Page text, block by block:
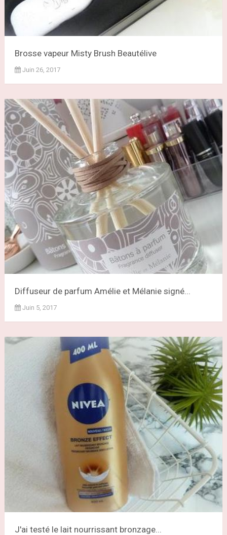
Brosse vapeur Misty Brush Beautélive
Juin 26, 2017
Diffuseur de parfum Amélie et Mélanie signé...
Juin 5, 2017
J'ai testé le lait nourrissant bronzage...